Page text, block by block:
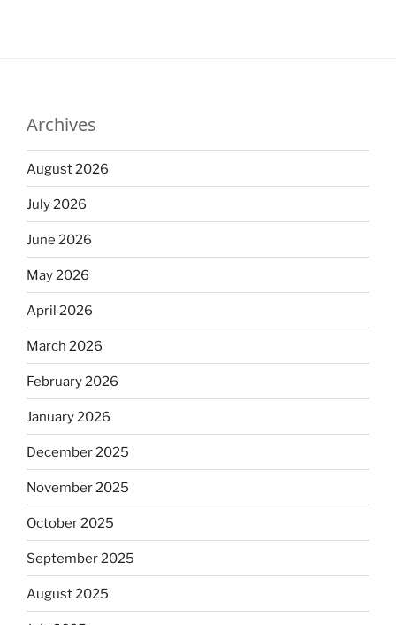
Archives
August 2026
July 2026
June 2026
May 2026
April 2026
March 2026
February 2026
January 2026
December 2025
November 2025
October 2025
September 2025
August 2025